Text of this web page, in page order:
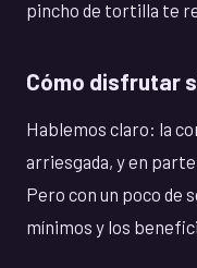
pincho de tortilla te
Cómo disfrutar
Hablemos claro: la
arriesgada, y en
Pero con un poco de
mínimos y los